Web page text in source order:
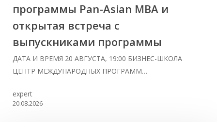
программы Pan-Asian MBA и
открытая встреча с
выпускниками программы
ДАТА И ВРЕМЯ 20 АВГУСТА, 19:00 БИЗНЕС-ШКОЛА
ЦЕНТР МЕЖДУНАРОДНЫХ ПРОГРАММ…
expert
20.08.2026